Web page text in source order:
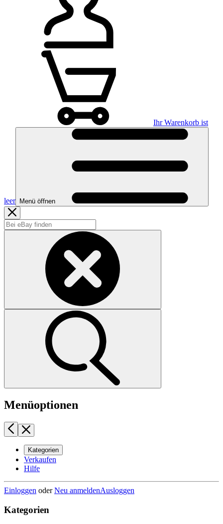
Ihr Warenkorb ist
leer Menü öffnen
Menüoptionen
Kategorien
Verkaufen
Hilfe
Einloggen oderNeu anmeldenAusloggen
Kategorien